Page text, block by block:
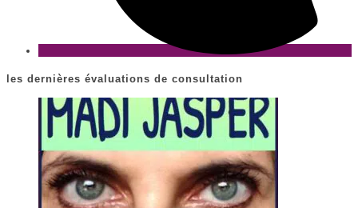
les dernières évaluations de consultation